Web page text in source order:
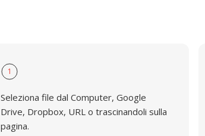
1
Seleziona file dal Computer, Google
Drive, Dropbox, URL o trascinandoli sulla
pagina.